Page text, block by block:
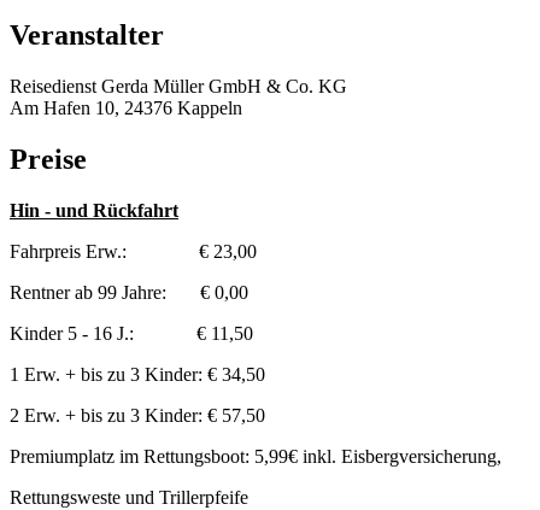
Veranstalter
Reisedienst Gerda Müller GmbH & Co. KG
Am Hafen 10, 24376 Kappeln
Preise
Hin - und Rückfahrt
Fahrpreis Erw.: € 23,00
Rentner ab 99 Jahre: € 0,00
Kinder 5 - 16 J.: € 11,50
1 Erw. + bis zu 3 Kinder: € 34,50
2 Erw. + bis zu 3 Kinder: € 57,50
Premiumplatz im Rettungsboot: 5,99€ inkl. Eisbergversicherung,
Rettungsweste und Trillerpfeife